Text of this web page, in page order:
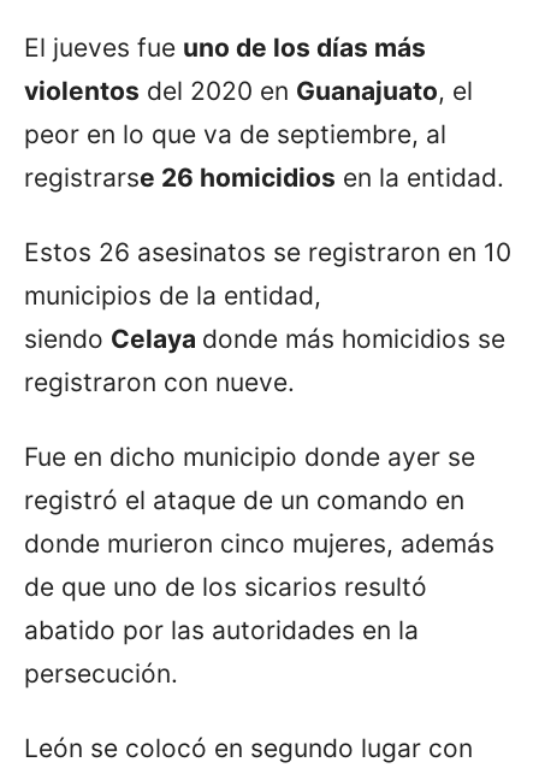
El jueves fue uno de los días más
violentos del 2020 en Guanajuato, el
peor en lo que va de septiembre, al
registrarse 26 homicidios en la entidad.
Estos 26 asesinatos se registraron en 10
municipios de la entidad,
siendo Celaya donde más homicidios se
registraron con nueve.
Fue en dicho municipio donde ayer se
registró el ataque de un comando en
donde murieron cinco mujeres, además
de que uno de los sicarios resultó
abatido por las autoridades en la
persecución.
León se colocó en segundo lugar con